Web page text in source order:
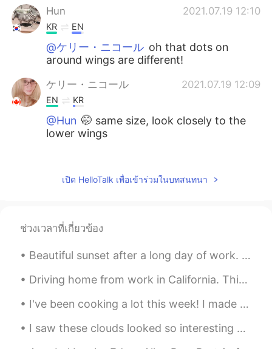
Hun 2021.07.19 12:10
KR EN
@ケリー・ニコール oh that dots on
around wings are different!
ケリー・ニコール 2021.07.19 12:09
EN KR
@Hun 🤭 same size, look closely to the
lower wings
ケリー・ニコール
to the wings by their tails
Alexander 2021.07.19 12:07
เปิด HelloTalk เพื่อเข้าร่วมในบทสนทนา
ช่วงเวลาที่เกี่ยวข้อง
Beautiful sunset after a long day of work. In the second picture, you can see Venus on the bottom...
Driving home from work in California. This is sunrise because I work night shift. Anyone else noc...
I've been cooking a lot this week! I made cake using earl grey tea, which I really like. I also m...
I saw these clouds looked so interesting on the way home and had to go up to my roof to see bette...